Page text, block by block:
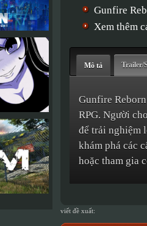
Gunfire
Xem thêm
Mô tả Trailer/
Gunfire
RPG. Người
để trải nghiệm
khám phá các
hoặc tham gia
viết đề xuất: